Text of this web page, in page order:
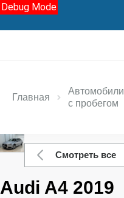
Debug Mode
Главная
Автомобили
с пробегом
Смотреть все
Audi A4 2019